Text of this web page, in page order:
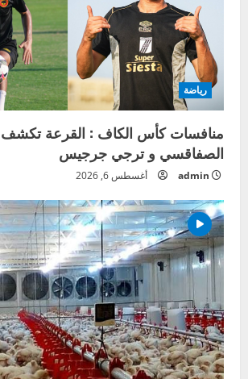
رياضة
منافسات كأس الكاف : القرعة
الصفاقسي و ترجي جرجيس
admin أغسطس 6, 2026